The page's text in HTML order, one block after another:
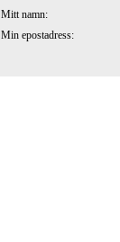
Mitt namn:
Min epostadress: